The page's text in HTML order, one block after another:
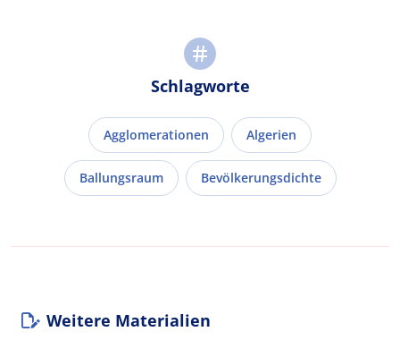
Schlagworte
Agglomerationen Algerien
Ballungsraum Bevölkerungsdichte
Weitere Materialien